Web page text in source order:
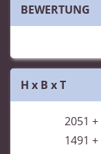
BEWERTUNG
H x B x T
2051 +
1491 +